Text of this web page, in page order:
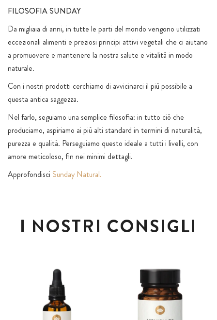
FILOSOFIA SUNDAY
Da migliaia di anni, in tutte le parti del mondo vengono utilizzati
eccezionali alimenti e preziosi principi attivi vegetali che ci aiutano
a promuovere e mantenere la nostra salute e vitalità in modo
naturale.
Con i nostri prodotti cerchiamo di avvicinarci il più possibile a
questa antica saggezza.
Nel farlo, seguiamo una semplice filosofia: in tutto ciò che
produciamo, aspiriamo ai più alti standard in termini di naturalità,
purezza e qualità. Perseguiamo questo ideale a tutti i livelli, con
amore meticoloso, fin nei minimi dettagli.
Approfondisci Sunday Natural.
I NOSTRI CONSIGLI